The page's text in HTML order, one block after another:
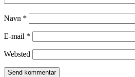
Navn *
E-mail *
Websted